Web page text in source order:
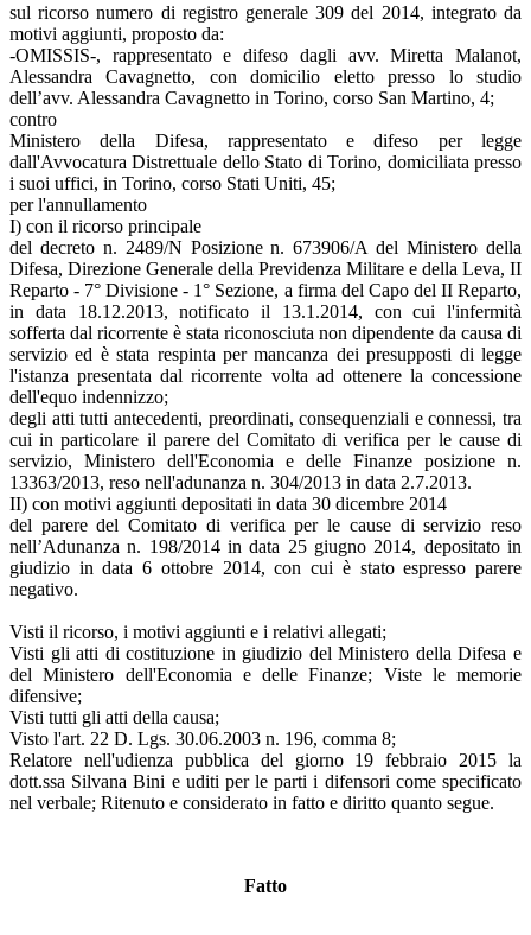
sul ricorso numero di registro generale 309 del 2014, integrato da
motivi aggiunti, proposto da:
-OMISSIS-, rappresentato e difeso dagli avv. Miretta Malanot,
Alessandra Cavagnetto, con domicilio eletto presso lo studio
dell’avv. Alessandra Cavagnetto in Torino, corso San Martino, 4;
contro
Ministero della Difesa, rappresentato e difeso per legge
dall'Avvocatura Distrettuale dello Stato di Torino, domiciliata presso
i suoi uffici, in Torino, corso Stati Uniti, 45;
per l'annullamento
I) con il ricorso principale
del decreto n. 2489/N Posizione n. 673906/A del Ministero della
Difesa, Direzione Generale della Previdenza Militare e della Leva, II
Reparto - 7° Divisione - 1° Sezione, a firma del Capo del II Reparto,
in data 18.12.2013, notificato il 13.1.2014, con cui l'infermità
sofferta dal ricorrente è stata riconosciuta non dipendente da causa di
servizio ed è stata respinta per mancanza dei presupposti di legge
l'istanza presentata dal ricorrente volta ad ottenere la concessione
dell'equo indennizzo;
degli atti tutti antecedenti, preordinati, consequenziali e connessi, tra
cui in particolare il parere del Comitato di verifica per le cause di
servizio, Ministero dell'Economia e delle Finanze posizione n.
13363/2013, reso nell'adunanza n. 304/2013 in data 2.7.2013.
II) con motivi aggiunti depositati in data 30 dicembre 2014
del parere del Comitato di verifica per le cause di servizio reso
nell’Adunanza n. 198/2014 in data 25 giugno 2014, depositato in
giudizio in data 6 ottobre 2014, con cui è stato espresso parere
negativo.
Visti il ricorso, i motivi aggiunti e i relativi allegati;
Visti gli atti di costituzione in giudizio del Ministero della Difesa e
del Ministero dell'Economia e delle Finanze; Viste le memorie
difensive;
Visti tutti gli atti della causa;
Visto l'art. 22 D. Lgs. 30.06.2003 n. 196, comma 8;
Relatore nell'udienza pubblica del giorno 19 febbraio 2015 la
dott.ssa Silvana Bini e uditi per le parti i difensori come specificato
nel verbale; Ritenuto e considerato in fatto e diritto quanto segue.
Fatto